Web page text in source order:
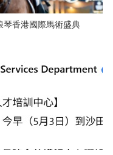
琴香港國際馬術盛典